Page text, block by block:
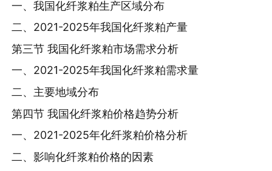
一、我国化纤浆粕生产区域分布
二、2021-2025年我国化纤浆粕产量
第三节 我国化纤浆粕市场需求分析
一、2021-2025年我国化纤浆粕需求量
二、主要地域分布
第四节 我国化纤浆粕价格趋势分析
一、2021-2025年化纤浆粕价格分析
二、影响化纤浆粕价格的因素